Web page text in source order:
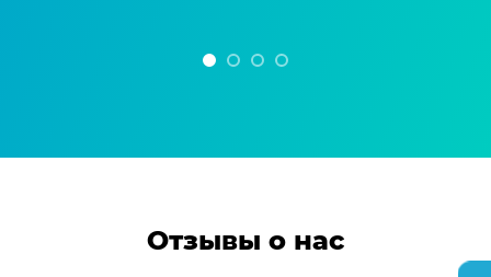
Отзывы о нас